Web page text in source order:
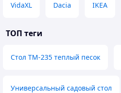
VidaXL Dacia IKEA
ТОП теги
Стол TM-235 теплый песок
Универсальный садовый стол